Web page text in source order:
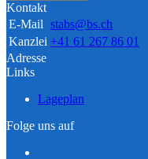
Kontakt
E-Mail stabs@bs.ch
Kanzlei +41 61 267 86 01
Adresse
Links
Lageplan
Folge uns auf